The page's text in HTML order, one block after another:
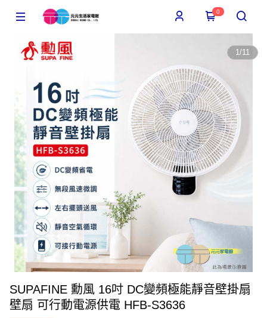
0
1/11
SUPAFINE 勳風 16吋 DC變頻極能靜音壁掛扇
壁扇 可行動電源供電 HFB-S3636